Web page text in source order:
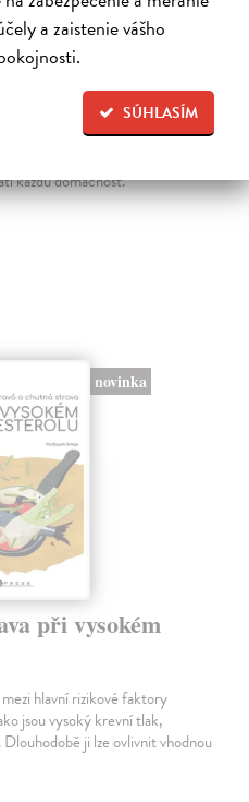
a zaistenie vášho
SÚHLASÍM
kuchárskymi knihami. Nová
každú domácnosť.
novinka
při vysokém
hlavní rizikové faktory
jsou vysoký krevní tlak,
ji lze ovlivnit vhodnou